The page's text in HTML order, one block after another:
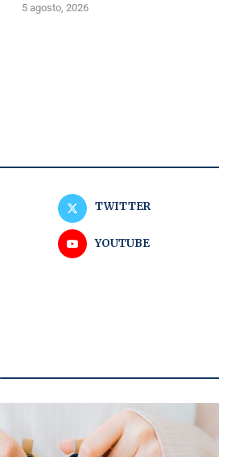
5 agosto, 2026
TWITTER
YOUTUBE